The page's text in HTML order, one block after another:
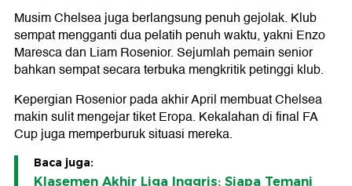
Musim Chelsea juga berlangsung penuh gejolak. Klub
sempat mengganti dua pelatih penuh waktu, yakni Enzo
Marescadan Liam Rosenior. Sejumlah pemain senior
bahkan sempat secara terbuka mengkritik petinggi klub.
Kepergian Rosenior pada akhir April membuat Chelsea
makin sulit mengejar tiket Eropa. Kekalahan di final FA
Cupjuga memperburuk situasi mereka.
Baca juga:
Klasemen Akhir Liga Inggris: Siapa Temani